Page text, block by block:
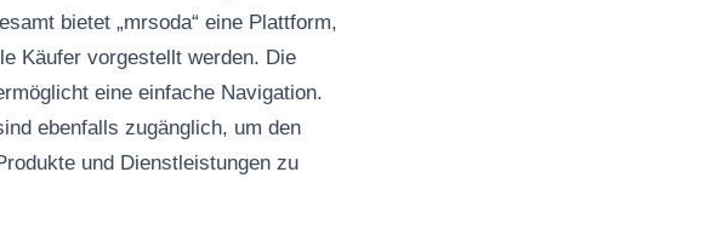
bietet „mrsoda“ eine Plattform,
Käufer vorgestellt werden. Die
eine einfache Navigation.
ebenfalls zugänglich, um den
und Dienstleistungen zu